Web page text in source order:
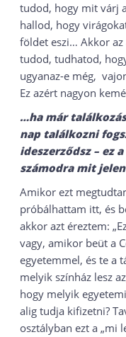
tudod, hogy mit várj
hallod, hogy
földet eszi… Akkor
tudod, tudhatod,
ugyanaz-e még,
Ez azért nagyon
…ha már
nap találkozni
ideszerződsz – ez
számodra mit
Amikor ezt
próbálhattam itt, és
akkor azt éreztem:
vagy, amikor beüt a
egyetemmel, és te a
melyik színház lesz
hogy melyik
alig tudja kifizetni?
osztályban ezt a „mi